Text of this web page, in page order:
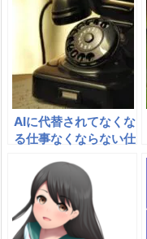
AIに代替されてなくな
る仕事なくならない仕
タント、建築士、プロ
グラマー、薬剤師は？